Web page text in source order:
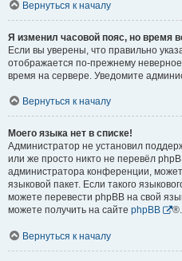
Вернуться к началу
Я изменил часовой пояс, но время
Если вы уверены, что правильно
отображается по-прежнему
время на сервере. Уведомите
Вернуться к началу
Моего языка нет в списке!
Администратор не установил
или же просто никто не перевёл
администратора конференции,
языковой пакет. Если такого
можете перевести phpBB на свой
можете получить на сайте phpBB ®.
Вернуться к началу